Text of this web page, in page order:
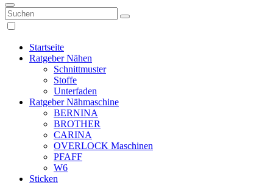
Startseite
Ratgeber Nähen
Schnittmuster
Stoffe
Unterfaden
Ratgeber Nähmaschine
BERNINA
BROTHER
CARINA
OVERLOCK Maschinen
PFAFF
W6
Sticken